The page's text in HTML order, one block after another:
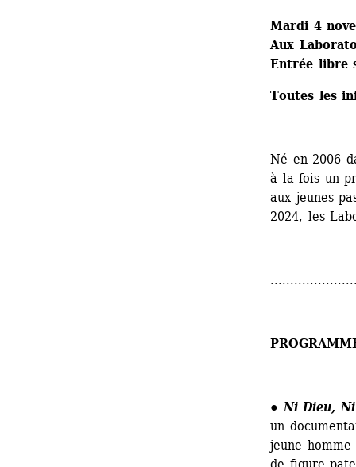
Mardi 4
Aux
Entrée libre
Toutes les
Né en 2006
à la fois un
aux jeunes
2024, les
● Ni Dieu,
un
jeune